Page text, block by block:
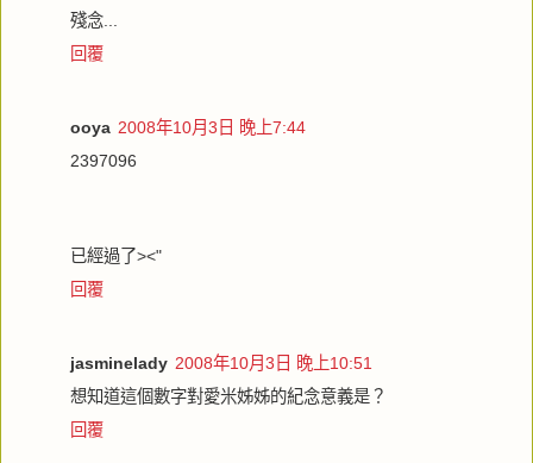
殘念...
回覆
ooya 2008年10月3日 晚上7:44
2397096
已經過了><"
回覆
jasminelady 2008年10月3日 晚上10:51
想知道這個數字對愛米姊姊的紀念意義是？
回覆